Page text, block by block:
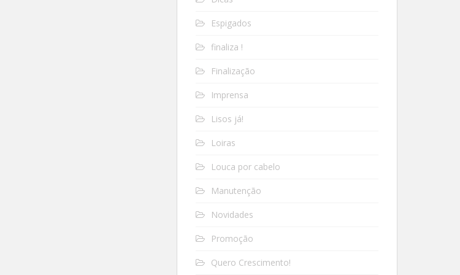
Espigados
finaliza !
Finalização
Imprensa
Lisos já!
Loiras
Louca por cabelo
Manutenção
Novidades
Promoção
Quero Crescimento!